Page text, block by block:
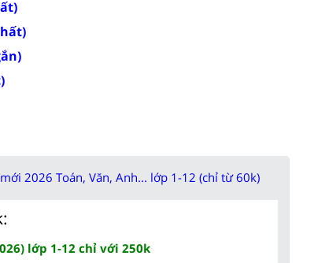
2026 Toán, Văn, Anh... lớp 1-12 (chỉ từ 60k)
lớp 1-12 chỉ với 250k